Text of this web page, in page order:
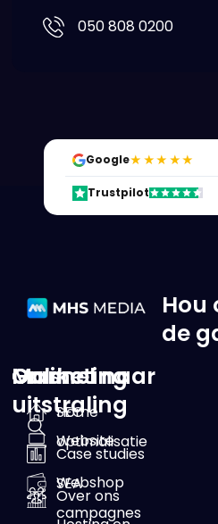
050 808 0200
Google★★★★★
Trustpilot
Hou
de
Online
uitstraling
Website
Webshop
Marketing
SEO
optimalisatie
SEA
campagnes
Ga snel naar
Home
Case studies
Over ons